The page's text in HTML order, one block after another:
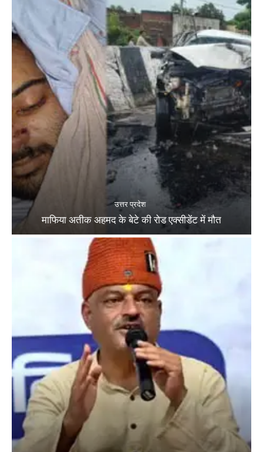
उत्तर प्रदेश
माफिया अतीक अहमद के बेटे की रोड एक्सीडेंट में मौत